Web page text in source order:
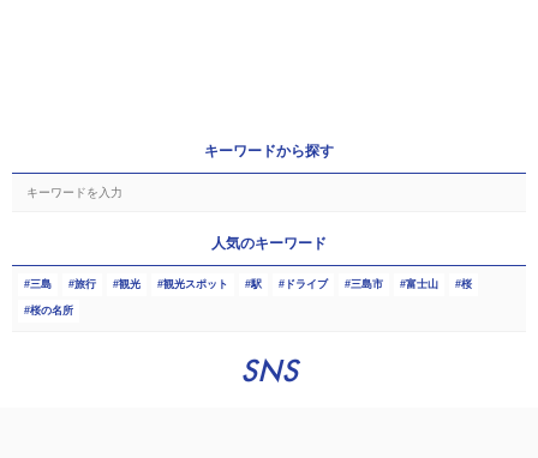
キーワードから探す
人気のキーワード
三島 旅行 観光 観光スポット 駅 ドライブ 三島市 富士山 桜
桜の名所
SNS